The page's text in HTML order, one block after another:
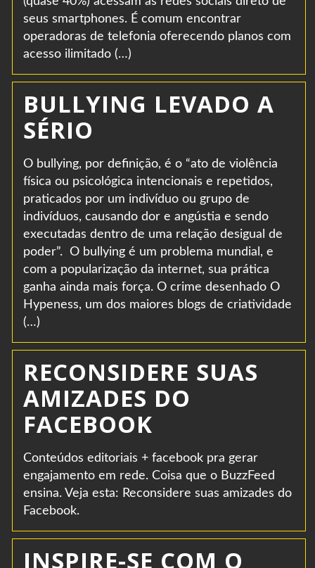
seus smartphones. É comum encontrar
operadoras de telefonia oferecendo planos com
acesso ilimitado (…)
BULLYING LEVADO A
SÉRIO
O bullying, por definição, é o “ato de violência
física ou psicológica intencionais e repetidos,
praticados por um indivíduo ou grupo de
indivíduos, causando dor e angústia e sendo
executadas dentro de uma relação desigual de
poder”. O bullying é um problema mundial, e
com a popularização da internet, sua prática
ganha ainda mais força. O crime desenhado O
Hypeness, um dos maiores blogs de criatividade
(…)
RECONSIDERE SUAS
AMIZADES DO
FACEBOOK
Conteúdos editoriais + facebook pra gerar
engajamento em rede. Coisa que o BuzzFeed
ensina. Veja esta: Reconsidere suas amizades do
Facebook.
INSPIRE-SE COM O